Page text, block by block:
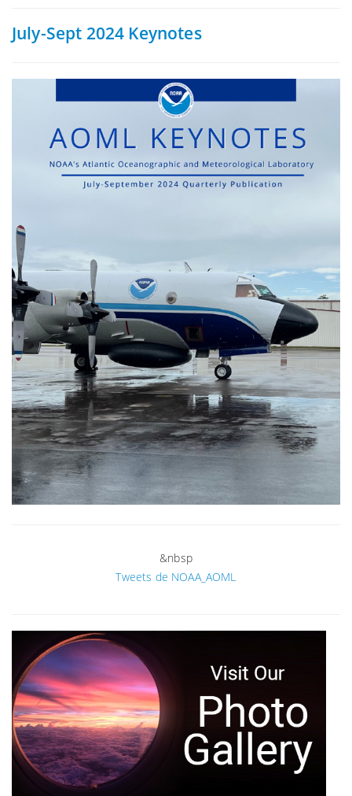
July-Sept 2024 Keynotes
&nbsp
Tweets de NOAA_AOML